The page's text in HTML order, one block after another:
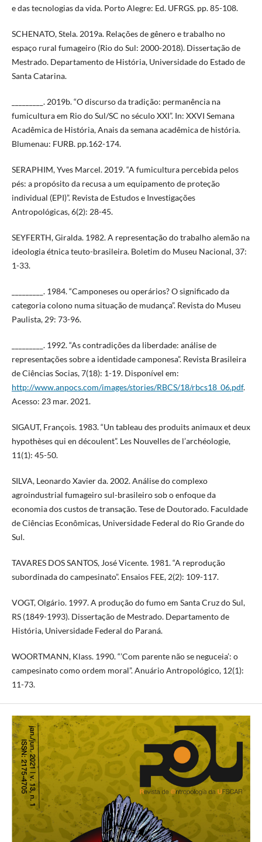
e das tecnologias da vida. Porto Alegre: Ed. UFRGS. pp. 85-108.
SCHENATO, Stela. 2019a. Relações de gênero e trabalho no
espaço rural fumageiro (Rio do Sul: 2000-2018). Dissertação de
Mestrado. Departamento de História, Universidade do Estado de
Santa Catarina.
_________. 2019b. “O discurso da tradição: permanência na
fumicultura em Rio do Sul/SC no século XXI”. In: XXVI Semana
Acadêmica de História, Anais da semana acadêmica de história.
Blumenau: FURB. pp.162-174.
SERAPHIM, Yves Marcel. 2019. “A fumicultura percebida pelos
pés: a propósito da recusa a um equipamento de proteção
individual (EPI)”. Revista de Estudos e Investigações
Antropológicas, 6(2): 28-45.
SEYFERTH, Giralda. 1982. A representação do trabalho alemão na
ideologia étnica teuto-brasileira. Boletim do Museu Nacional, 37:
1-33.
_________. 1984. “Camponeses ou operários? O significado da
categoria colono numa situação de mudança”. Revista do Museu
Paulista, 29: 73-96.
_________. 1992. “As contradições da liberdade: análise de
representações sobre a identidade camponesa”. Revista Brasileira
de Ciências Socias, 7(18): 1-19. Disponível em:
http://www.anpocs.com/images/stories/RBCS/18/rbcs18_06.pdf.
Acesso: 23 mar. 2021.
SIGAUT, François. 1983. “Un tableau des produits animaux et deux
hypothèses qui en découlent”. Les Nouvelles de l’archéologie,
11(1): 45-50.
SILVA, Leonardo Xavier da. 2002. Análise do complexo
agroindustrial fumageiro sul-brasileiro sob o enfoque da
economia dos custos de transação. Tese de Doutorado. Faculdade
de Ciências Econômicas, Universidade Federal do Rio Grande do
Sul.
TAVARES DOS SANTOS, José Vicente. 1981. “A reprodução
subordinada do campesinato”. Ensaios FEE, 2(2): 109-117.
VOGT, Olgário. 1997. A produção do fumo em Santa Cruz do Sul,
RS (1849-1993). Dissertação de Mestrado. Departamento de
História, Universidade Federal do Paraná.
WOORTMANN, Klass. 1990. “’Com parente não se neguceia’: o
campesinato como ordem moral”. Anuário Antropológico, 12(1):
11-73.